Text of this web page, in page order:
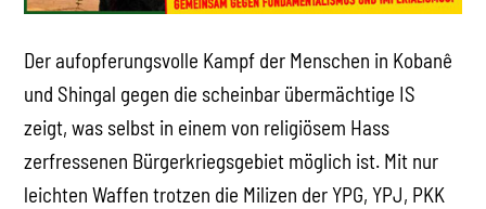
Der aufopferungsvolle Kampf der Menschen in Kobanê
und Shingal gegen die scheinbar übermächtige IS
zeigt, was selbst in einem von religiösem Hass
zerfressenen Bürgerkriegsgebiet möglich ist. Mit nur
leichten Waffen trotzen die Milizen der YPG, YPJ, PKK